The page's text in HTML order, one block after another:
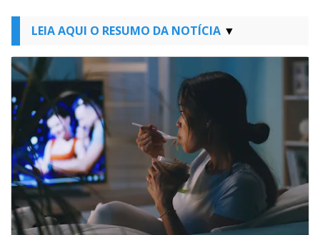
LEIA AQUI O RESUMO DA NOTÍCIA